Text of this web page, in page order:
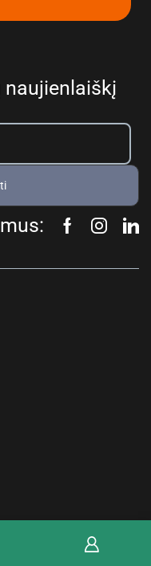
naujienlaiškį